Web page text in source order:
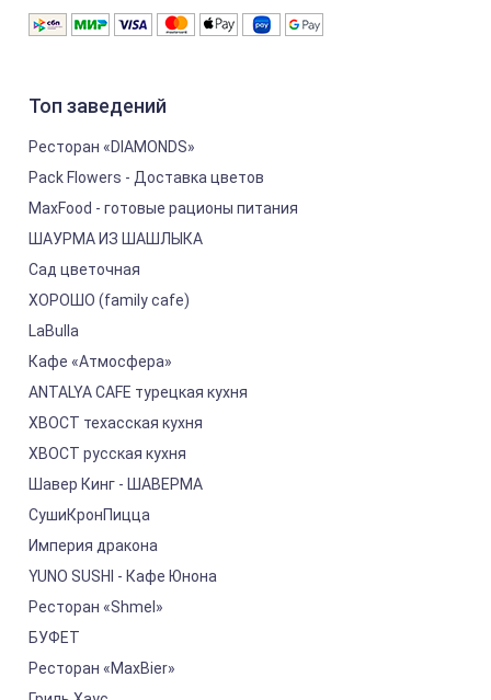
Топ заведений
Ресторан «DIAMONDS»
Pack Flowers - Доставка цветов
MaxFood - готовые рационы питания
ШАУРМА ИЗ ШАШЛЫКА
Сад цветочная
ХОРОШО (family cafe)
LaBulla
Кафе «Атмосфера»
ANTALYA CAFE турецкая кухня
ХВОСТ техасская кухня
ХВОСТ русская кухня
Шавер Кинг - ШАВЕРМА
СушиКронПицца
Империя дракона
YUNO SUSHI - Кафе Юнона
Ресторан «Shmel»
БУФЕТ
Ресторан «MaxBier»